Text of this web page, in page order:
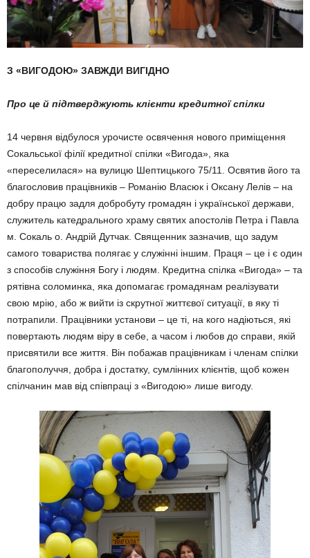
З «ВИГОДОЮ» ЗАВЖДИ ВИГІДНО
Про це й підтверджують клієнти кредитної спілки
14 червня відбулося уро­чисте освячення нового при­мі­щення
Сокальської філії кредитної спілки «Вигода», яка
«переселилася» на вули­цю Шептицького 75/11. Освя­тив його та
благословив працівників – Романію Власюк і Оксану Лелів – на
добру пра­цю задля добробуту грома­дян і української держави,
служитель катедрального храму святих апостолів Пет­ра і Павла
м. Сокаль о. Ан­дрій Дутчак. Священник за­значив, що задум
самого товариства полягає у служін­ні іншим. Праця – це і є один
з способів служіння Богу і людям. Кредитна спілка «Ви­года» – та
рятівна соломин­ка, яка допомагає громадя­нам реалізувати
свою мрію, або ж вийти із скрутної жит­тєвої ситуації, в яку ті
потра­пили. Працівники установи – це ті, на кого надіються, які
повертають людям віру в себе, а часом і любов до справи, якій
присвятили все життя. Він побажав працівни­кам і членам спілки
благопо­луччя, добра і достатку, сумлінних клієнтів, щоб кожен
спілчанин мав від співпраці з «Вигодою» лише вигоду.